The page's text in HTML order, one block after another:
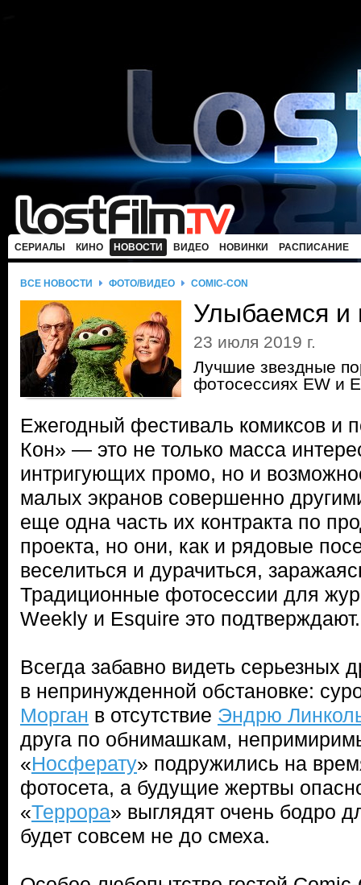
СЕРИАЛЫ КИНО НОВОСТИ ВИДЕО НОВИНКИ РАСПИСАНИЕ
ВСЕ НОВОСТИ ФОТО/ВИДЕО COMIC-CON
Улыбаемся
23 июля 2019 г.
Лучшие звездные
фотосессиях EW и
Ежегодный фестиваль комиксов и
Кон» — это не только масса
интригующих промо, но и
малых экранов совершенно
еще одна часть их контракта по
проекта, но они, как и рядовые
веселиться и дурачиться,
Традиционные фотосессии для
Weekly и Esquire это подтверждают.
Всегда забавно видеть серьезных
в непринужденной обстановке:
Морган в отсутствие Эндрю
друга по обнимашкам,
«Носферату» подружились на
фотосета, а будущие жертвы
«Террора» выглядят очень бодро
будет совсем не до смеха.